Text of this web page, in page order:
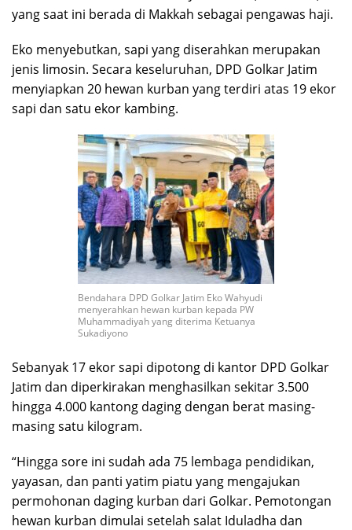
yang saat ini berada di Makkah sebagai pengawas haji.
Eko menyebutkan, sapi yang diserahkan merupakan
jenis limosin. Secara keseluruhan, DPD Golkar Jatim
menyiapkan 20 hewan kurban yang terdiri atas 19 ekor
sapi dan satu ekor kambing.
Bendahara DPD Golkar Jatim Eko Wahyudi
menyerahkan hewan kurban kepada PW
Muhammadiyah yang diterima Ketuanya
Sukadiyono
Sebanyak 17 ekor sapi dipotong di kantor DPD Golkar
Jatim dan diperkirakan menghasilkan sekitar 3.500
hingga 4.000 kantong daging dengan berat masing-
masing satu kilogram.
“Hingga sore ini sudah ada 75 lembaga pendidikan,
yayasan, dan panti yatim piatu yang mengajukan
permohonan daging kurban dari Golkar. Pemotongan
hewan kurban dimulai setelah salat Iduladha dan